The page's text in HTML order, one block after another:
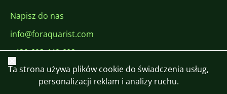
Napisz do nas
info@foraquarist.com
+420 603 449 602
Zamknij
Ta strona używa plików cookie do świadczenia usług,
personalizacji reklam i analizy ruchu.